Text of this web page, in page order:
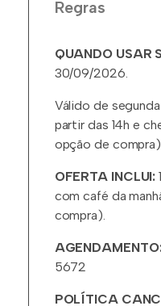
Regras
QUANDO USAR
30/09/2026.
Válido de
partir das 14h e
opção de
OFERTA INCLUI:
com café da
compra).
5672
POLÍTICA